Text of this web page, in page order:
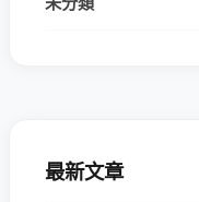
最新文章